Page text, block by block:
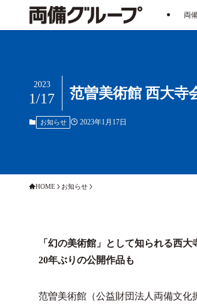
両
范曽美術館 西大寺
2023
1/17
お知らせ 2023年1月17日
HOME お知らせ
「幻の美術館」として知られる西大
20年ぶりの公開作品も
范曽美術館（公益財団法人両備文